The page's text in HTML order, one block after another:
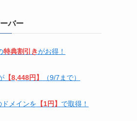
バー
特典割引きがお得！
【8,448円】 （9/7まで）
メインを 【1円】 で取得！